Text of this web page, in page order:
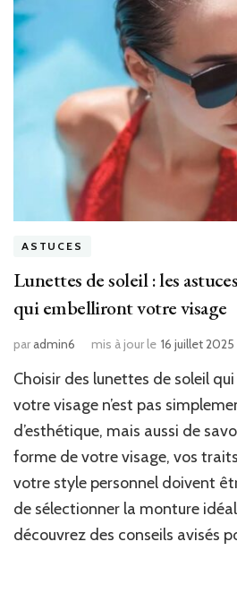
ASTUCES
Lunettes de soleil : les
qui embelliront votre visage
paradmin6 mis à jour le 16 juillet 2025
Choisir des lunettes de soleil
votre visage n’est pas
d’esthétique, mais aussi de
forme de votre visage, vos
votre style personnel doivent
de sélectionner la monture
découvrez des conseils avisés